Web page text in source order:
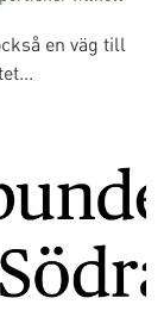
en väg till